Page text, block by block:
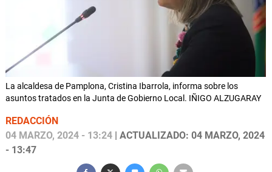
La alcaldesa de Pamplona, Cristina Ibarrola, informa sobre los
asuntos tratados en la Junta de Gobierno Local. IÑIGO ALZUGARAY
REDACCIÓN
04 MARZO, 2024 - 13:24 | ACTUALIZADO: 04 MARZO, 2024
- 13:47